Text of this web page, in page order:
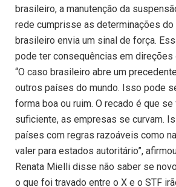
brasileiro, a manutenção da
rede cumprisse as determinações do
brasileiro envia um sinal de força.
pode ter consequências em direções
“O caso brasileiro abre um
outros países do mundo. Isso pode
forma boa ou ruim. O recado é que
suficiente, as empresas se curvam.
países com regras razoáveis como
valer para estados autoritário”,
Renata Mielli disse não saber se
o que foi travado entre o X e o STF